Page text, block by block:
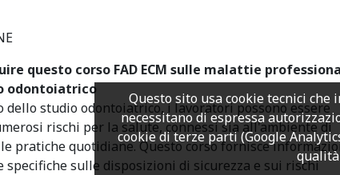
questo corso FAD ECM sulle malattie
odontoiatrico
dello studio odontoiatrico, i lavoratori possono essere
rischi per la salute, connessi sia all'ambiente di
pratiche quotidiane. Questo corso fornisce
specifiche sulle disposizioni di sicurezza e sui rischi
Questo sito usa cookie tecnici
necessitano di espressa
cookie di terze parti (Google